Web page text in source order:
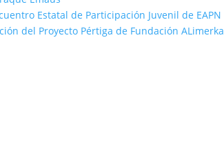
Estatal de Participación Juvenil de EAPN
del Proyecto Pértiga de Fundación ALimerka